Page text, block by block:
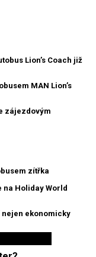
Lion’s Coach již
MAN Lion’s
zájezdovým
zítřka
na Holiday World
nejen ekonomicky